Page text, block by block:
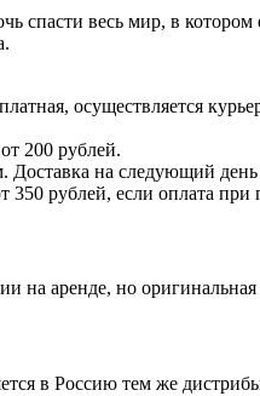
весь мир, в котором
осуществляется
200 рублей.
на следующий
350 рублей, если оплата при
на аренде, но
в Россию тем же